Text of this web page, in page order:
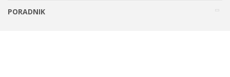
PORADNIK